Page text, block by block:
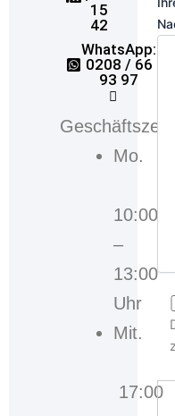
15
42
WhatsApp:
0208 / 66
93 97
Mo.
10:00
–
13:00
Uhr
Mit.
17:00